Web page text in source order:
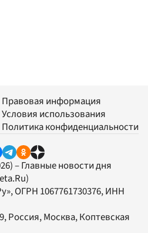
Правовая информация
Условия использования
Политика конфиденциальности
– Главные новости дня
, ОГРН 1067761730376, ИНН
Россия, Москва, Коптевская